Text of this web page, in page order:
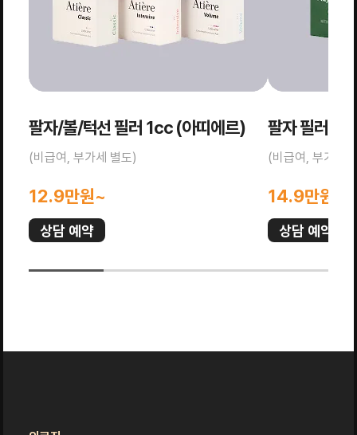
팔자/볼/턱선 필러 1cc (아띠에르)
(비급여, 부가세 별도)
12.9만원~
상담 예약
팔자 필러
(비급여, 부가세
14.9만원~
상담 예약